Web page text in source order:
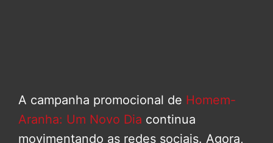
A campanha promocional de Homem-
Aranha: Um Novo Dia continua
movimentando as redes sociais. Agora,